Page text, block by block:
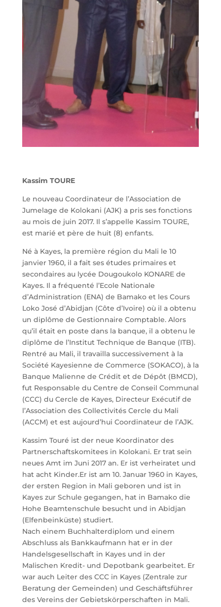
Kassim TOURE
Le nouveau Coordinateur de l’Association de
Jumelage de Kolokani (AJK) a pris ses fonctions
au mois de juin 2017. Il s’appelle Kassim TOURE,
est marié et père de huit (8) enfants.
Né à Kayes, la première région du Mali le 10
janvier 1960, il a fait ses études primaires et
secondaires au lycée Dougoukolo KONARE de
Kayes. Il a fréquenté l’Ecole Nationale
d’Administration (ENA) de Bamako et les Cours
Loko José d’Abidjan (Côte d’Ivoire) où il a obtenu
un diplôme de Gestionnaire Comptable. Alors
qu’il était en poste dans la banque, il a obtenu le
diplôme de l’Institut Technique de Banque (ITB).
Rentré au Mali, il travailla successivement à la
Société Kayesienne de Commerce (SOKACO), à la
Banque Malienne de Crédit et de Dépôt (BMCD),
fut Responsable du Centre de Conseil Communal
(CCC) du Cercle de Kayes, Directeur Exécutif de
l’Association des Collectivités Cercle du Mali
(ACCM) et est aujourd’hui Coordinateur de l’AJK.
Kassim Touré ist der neue Koordinator des
Partnerschaftskomitees in Kolokani. Er trat sein
neues Amt im Juni 2017 an. Er ist verheiratet und
hat acht Kinder.Er ist am 10. Januar 1960 in Kayes,
der ersten Region in Mali geboren und ist in
Kayes zur Schule gegangen, hat in Bamako die
Hohe Beamtenschule besucht und in Abidjan
(Elfenbeinküste) studiert.
Nach einem Buchhalterdiplom und einem
Abschluss als Bankkaufmann hat er in der
Handelsgesellschaft in Kayes und in der
Malischen Kredit- und Depotbank gearbeitet. Er
war auch Leiter des CCC in Kayes (Zentrale zur
Beratung der Gemeinden) und Geschäftsführer
des Vereins der Gebietskörperschaften in Mali.